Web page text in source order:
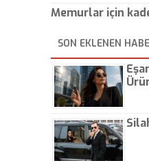
Memurlar için
SON EKLENEN